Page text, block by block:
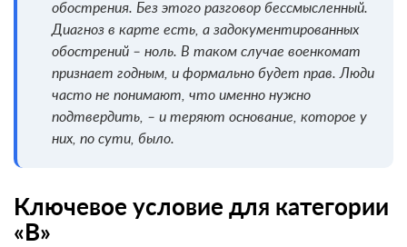
обострения. Без этого разговор бессмысленный.
Диагноз в карте есть, а задокументированных
обострений – ноль. В таком случае военкомат
признает годным, и формально будет прав. Люди
часто не понимают, что именно нужно
подтвердить, – и теряют основание, которое у
них, по сути, было.
Ключевое условие для категории
«В»